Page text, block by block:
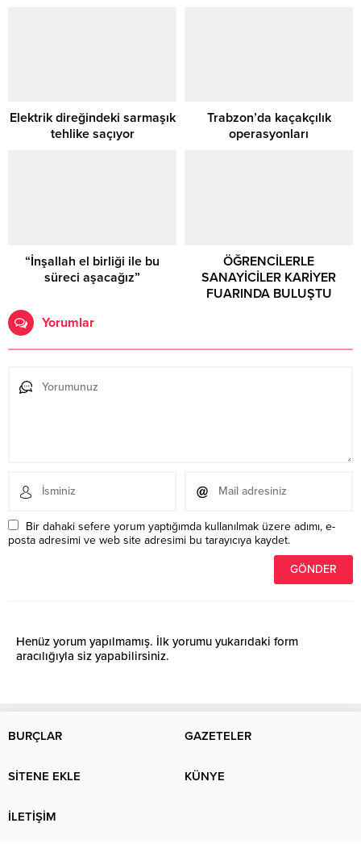
Elektrik direğindeki sarmaşık
tehlike saçıyor
Trabzon’da kaçakçılık
operasyonları
“İnşallah el birliği ile bu
süreci aşacağız”
ÖĞRENCİLERLE
SANAYİCİLER KARİYER
FUARINDA BULUŞTU
Yorumlar
Bir dahaki sefere yorum yaptığımda kullanılmak üzere adımı, e-
posta adresimi ve web site adresimi bu tarayıcıya kaydet.
Henüz yorum yapılmamış. İlk yorumu yukarıdaki form
aracılığıyla siz yapabilirsiniz.
BURÇLAR GAZETELER
SİTENE EKLE KÜNYE
İLETİŞİM